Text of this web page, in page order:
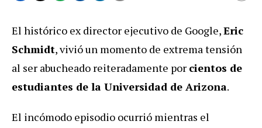
El histórico ex director ejecutivo de Google,Eric
Schmidt, vivió un momento de extrema tensión
al ser abucheado reiteradamente por cientos de
estudiantes de la Universidad de Arizona.
El incómodo episodio ocurrió mientras el